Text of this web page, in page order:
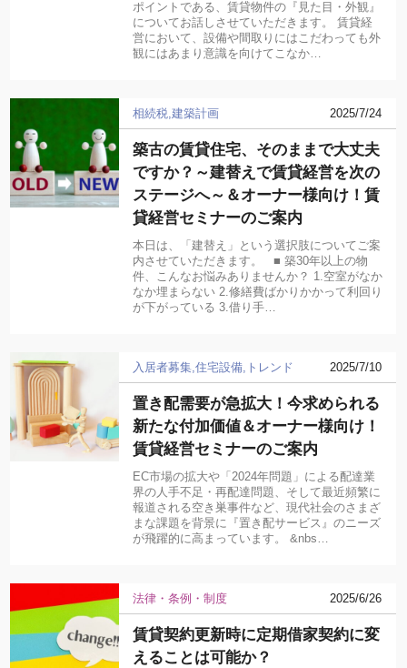
ポイントである、賃貸物件の『見た目・外観』
についてお話しさせていただきます。 賃貸経
営において、設備や間取りにはこだわっても外
観にはあまり意識を向けてこなか…
相続税 建築計画 2025/7/24
築古の賃貸住宅、そのままで大丈夫
ですか？～建替えで賃貸経営を次の
ステージへ～＆オーナー様向け！賃
貸経営セミナーのご案内
本日は、「建替え」という選択肢についてご案
内させていただきます。 ■ 築30年以上の物
件、こんなお悩みありませんか？ 1.空室がなか
なか埋まらない 2.修繕費ばかりかかって利回り
が下がっている 3.借り手…
入居者募集 住宅設備 トレンド 2025/7/10
置き配需要が急拡大！今求められる
新たな付加価値＆オーナー様向け！
賃貸経営セミナーのご案内
EC市場の拡大や「2024年問題」による配達業
界の人手不足・再配達問題、そして最近頻繁に
報道される空き巣事件など、現代社会のさまざ
まな課題を背景に『置き配サービス』のニーズ
が飛躍的に高まっています。 &nbs…
法律・条例・制度 2025/6/26
賃貸契約更新時に定期借家契約に変
えることは可能か？